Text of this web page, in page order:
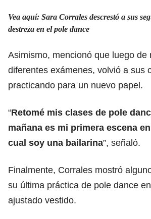
Vea aquí: Sara Corrales descrestó a sus
destreza en el pole dance
Asimismo, mencionó que luego de
diferentes exámenes, volvió a sus
practicando para un nuevo papel.
“Retomé mis clases de pole
mañana es mi primera escena
cual soy una bailarina”, señaló.
Finalmente, Corrales mostró
su última práctica de pole dance
ajustado vestido.